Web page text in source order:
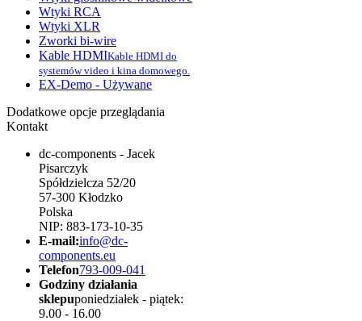
Wtyki RCA
Wtyki XLR
Zworki bi-wire
Kable HDMIKable HDMI do
systemów video i kina domowego.
EX-Demo - Używane
Dodatkowe opcje przeglądania
Kontakt
dc-components - Jacek
Pisarczyk
Spółdzielcza 52/20
57-300 Kłodzko
Polska
NIP: 883-173-10-35
E-mail:info@dc-
components.eu
Telefon793-009-041
Godziny działania
sklepuponiedziałek - piątek:
9.00 - 16.00